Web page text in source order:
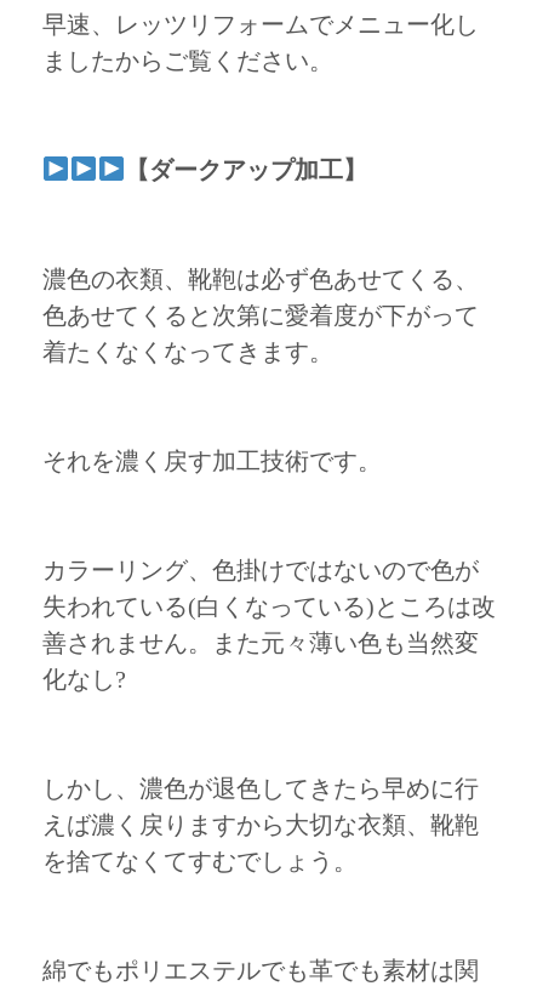
早速、レッツリフォームでメニュー化し
ましたからご覧ください。
【ダークアップ加工】
濃色の衣類、靴鞄は必ず色あせてくる、
色あせてくると次第に愛着度が下がって
着たくなくなってきます。
それを濃く戻す加工技術です。
カラーリング、色掛けではないので色が
失われている(白くなっている)ところは改
善されません。また元々薄い色も当然変
化なし?
しかし、濃色が退色してきたら早めに行
えば濃く戻りますから大切な衣類、靴鞄
を捨てなくてすむでしょう。
綿でもポリエステルでも革でも素材は関